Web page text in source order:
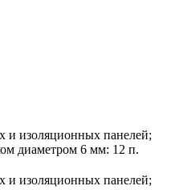
и изоляционных панелей;
диаметром 6 мм: 12 п.
и изоляционных панелей;